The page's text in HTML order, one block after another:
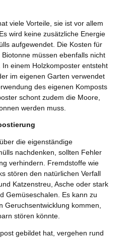
viele Vorteile, sie ist vor allem
wird keine zusätzliche Energie
aufgewendet. Die Kosten für
müssen ebenfalls nicht
einem Holzkomposter entsteht
im eigenen Garten verwendet
des eigenen Komposts
schont zudem die Moore,
werden muss.
die eigenständige
nachdenken, sollten Fehler
verhindern. Fremdstoffe wie
stören den natürlichen Verfall
Katzenstreu, Asche oder stark
Gemüseschalen. Es kann zu
Geruchsentwicklung kommen,
stören könnte.
gebildet hat, vergehen rund